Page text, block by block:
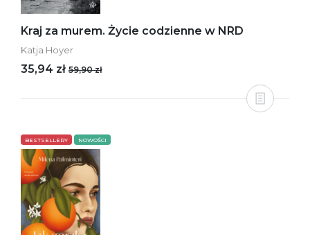
Kraj za murem. Życie codzienne w NRD
Katja Hoyer
35,94 zł 59,90 zł
BESTSELLERY NOWOŚCI